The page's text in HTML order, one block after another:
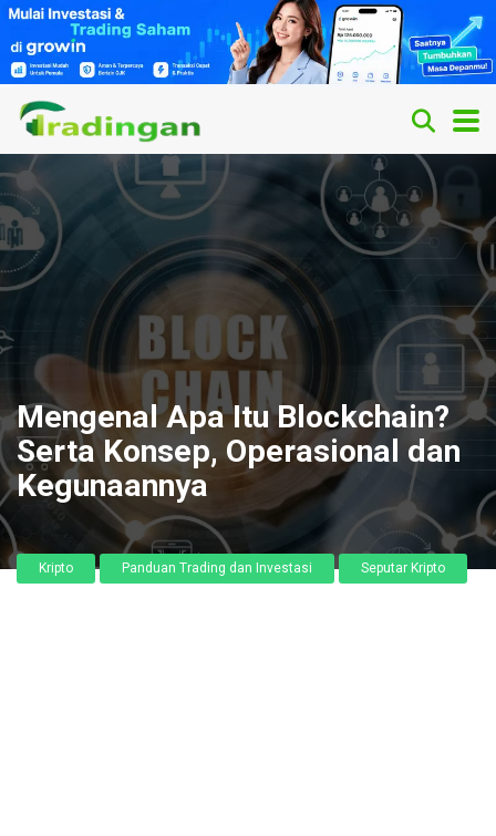
Mengenal Apa Itu Blockchain?
Serta Konsep, Operasional dan
Kegunaannya
Kripto Panduan Trading dan Investasi Seputar Kripto